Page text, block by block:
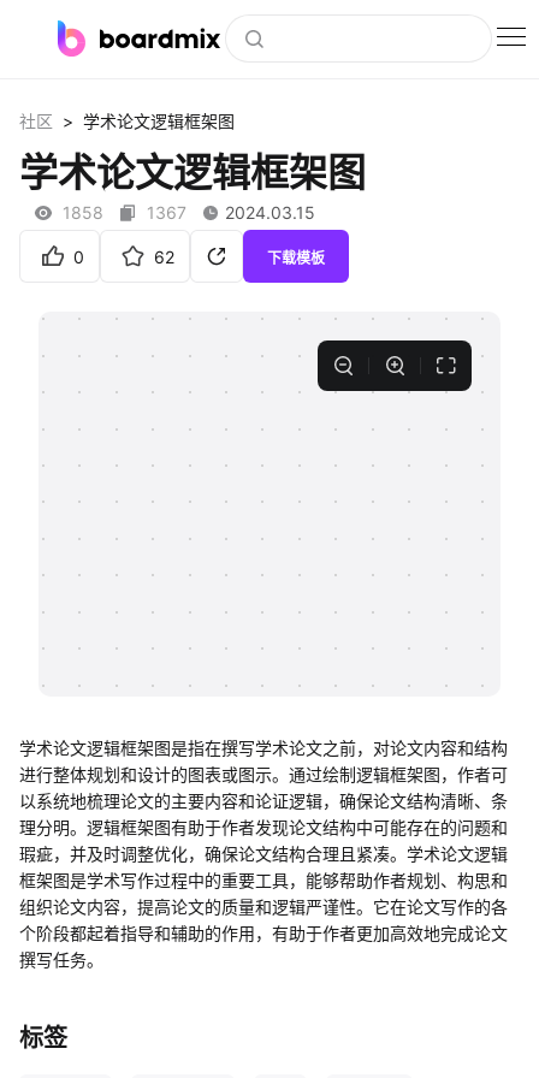
社区资源
下载
私有化部署
帮助中心
社区 > 学术论文逻辑框架图
学术论文逻辑框架图
1858 1367 2024.03.15
0 62 下载模板
学术论文逻辑框架图是指在撰写学术论文之前，对论文内容和结构
进行整体规划和设计的图表或图示。通过绘制逻辑框架图，作者可
以系统地梳理论文的主要内容和论证逻辑，确保论文结构清晰、条
理分明。逻辑框架图有助于作者发现论文结构中可能存在的问题和
瑕疵，并及时调整优化，确保论文结构合理且紧凑。学术论文逻辑
框架图是学术写作过程中的重要工具，能够帮助作者规划、构思和
组织论文内容，提高论文的质量和逻辑严谨性。它在论文写作的各
个阶段都起着指导和辅助的作用，有助于作者更加高效地完成论文
撰写任务。
标签